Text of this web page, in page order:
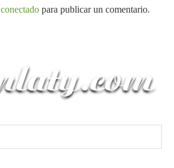
conectado para publicar un comentario.